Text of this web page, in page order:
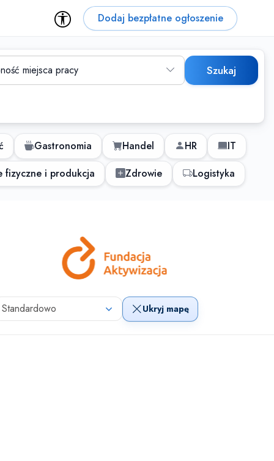
Dodaj bezpłatne ogłoszenie
miejsca pracy Szukaj
Gastronomia Handel HR
IT
fizyczne i produkcja Zdrowie Logistyka
osób z
Standardowo Ukryj mapę